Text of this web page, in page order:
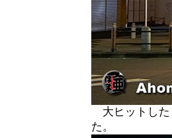
大ヒットした
た。